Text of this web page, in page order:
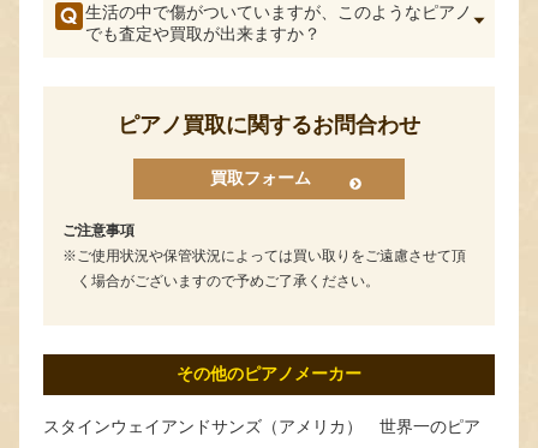
生活の中で傷がついていますが、このようなピアノ
でも査定や買取が出来ますか？
ピアノ買取に関するお問合わせ
買取フォーム
ご注意事項
ご使用状況や保管状況によっては買い取りをご遠慮させて頂
く場合がございますので予めご了承ください。
その他のピアノメーカー
スタインウェイアンドサンズ（アメリカ） 世界一のピア